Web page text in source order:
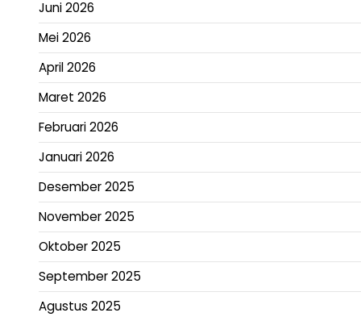
Juni 2026
Mei 2026
April 2026
Maret 2026
Februari 2026
Januari 2026
Desember 2025
November 2025
Oktober 2025
September 2025
Agustus 2025